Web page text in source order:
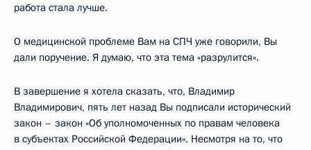
работа стала лучше.
О медицинской проблеме Вам на СПЧ уже говорили, Вы
дали поручение. Я думаю, что эта тема «разрулится».
В завершение я хотела сказать, что, Владимир
Владимирович, пять лет назад Вы подписали исторический
закон – закон «Об уполномоченных по правам человека
в субъектах Российской Федерации». Несмотря на то, что